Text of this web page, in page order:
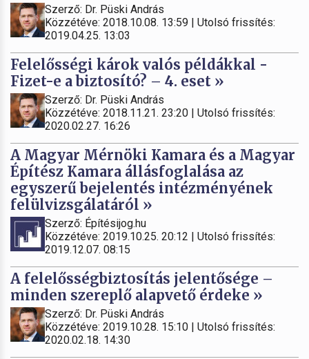
Szerző: Dr. Püski András
Közzétéve: 2018.10.08. 13:59 | Utolsó frissítés:
2019.04.25. 13:03
Felelősségi károk valós példákkal -
Fizet-e a biztosító? – 4. eset »
Szerző: Dr. Püski András
Közzétéve: 2018.11.21. 23:20 | Utolsó frissítés:
2020.02.27. 16:26
A Magyar Mérnöki Kamara és a Magyar
Építész Kamara állásfoglalása az
egyszerű bejelentés intézményének
felülvizsgálatáról »
Szerző: Építésijog.hu
Közzétéve: 2019.10.25. 20:12 | Utolsó frissítés:
2019.12.07. 08:15
A felelősségbiztosítás jelentősége –
minden szereplő alapvető érdeke »
Szerző: Dr. Püski András
Közzétéve: 2019.10.28. 15:10 | Utolsó frissítés:
2020.02.18. 14:30